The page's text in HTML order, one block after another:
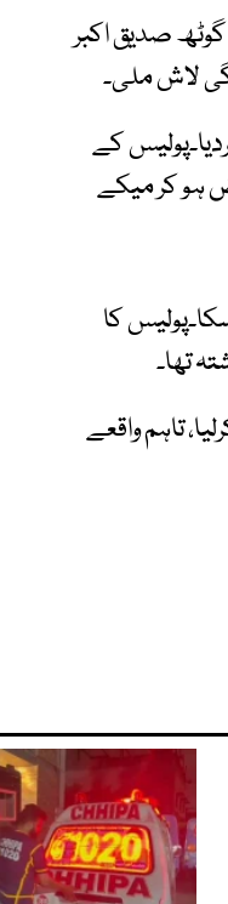
سیکٹر 36 میں اظہر محمد گوٹھ صدیق اکبر
کے
کہ اس کی اہلیہ 4ماہ قبل ناراض ہو کر میکے
کا
تھا۔
تاہم واقعے